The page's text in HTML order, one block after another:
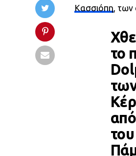
Κασσιόπη, των
το